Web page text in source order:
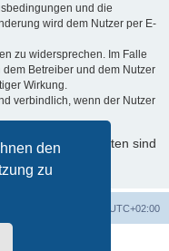
den
zu
und die
wird dem Nutzer per E-
zu widersprechen. Im Falle
Betreiber und dem Nutzer
Wirkung.
verbindlich, wenn der Nutzer
persönlichen Daten sind
UTC+02:00
© phpBB Limited